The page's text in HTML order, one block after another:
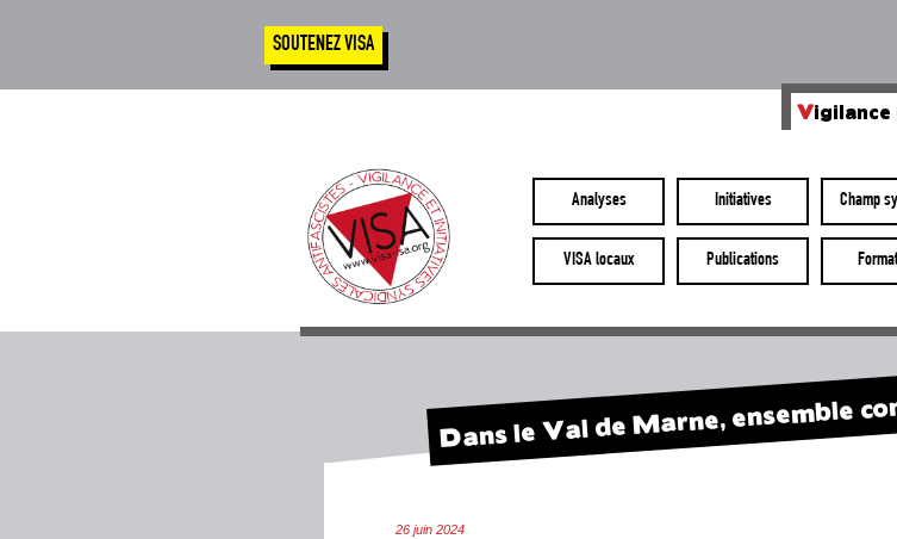
SOUTENEZ VISA
Vigilance
Analyses Initiatives Champ
VISA locaux Publications
Dans le Val de Marne, ensemble
26 juin 2024